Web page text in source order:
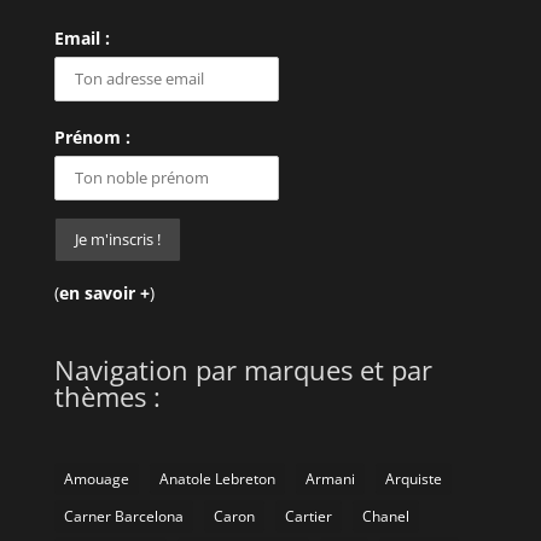
Email :
Prénom :
(en savoir +)
Navigation par marques et par
thèmes :
Amouage Anatole Lebreton Armani
Arquiste
Carner Barcelona
Caron Cartier Chanel